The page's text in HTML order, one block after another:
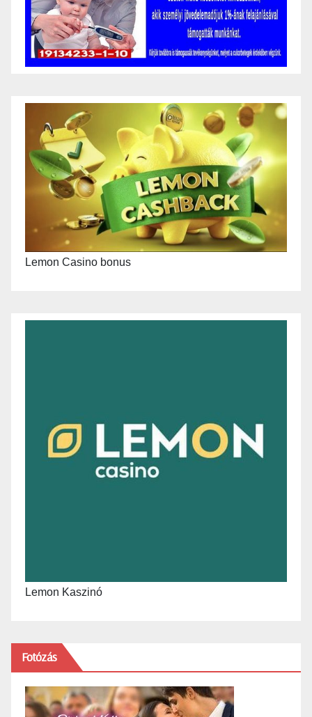
Lemon Casino bonus
Lemon Kaszinó
Fotózás